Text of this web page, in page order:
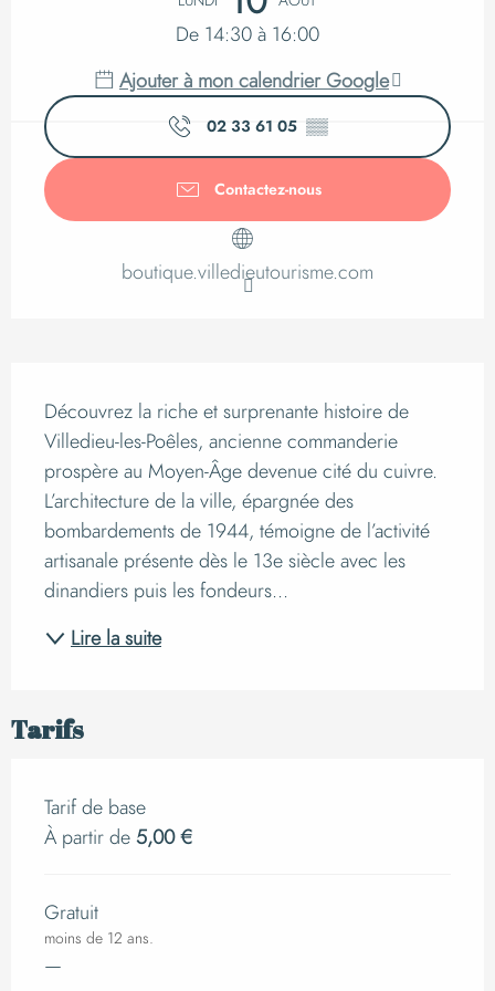
De 14:30 à 16:00
Ajouter à mon calendrier Google
02 33 61 05 ▒▒
Contactez-nous
boutique.villedieutourisme.com
Description
Découvrez la riche et surprenante histoire de
Villedieu-les-Poêles, ancienne commanderie
prospère au Moyen-Âge devenue cité du cuivre.
L’architecture de la ville, épargnée des
bombardements de 1944, témoigne de l’activité
artisanale présente dès le 13e siècle avec les
dinandiers puis les fondeurs...
Lire la suite
Tarifs
Tarif de base
À partir de 5,00 €
Gratuit
moins de 12 ans.
—